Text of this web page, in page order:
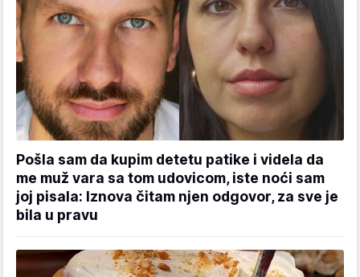
Pošla sam da kupim detetu patike i videla da
me muž vara sa tom udovicom, iste noći sam
joj pisala: Iznova čitam njen odgovor, za sve je
bila u pravu